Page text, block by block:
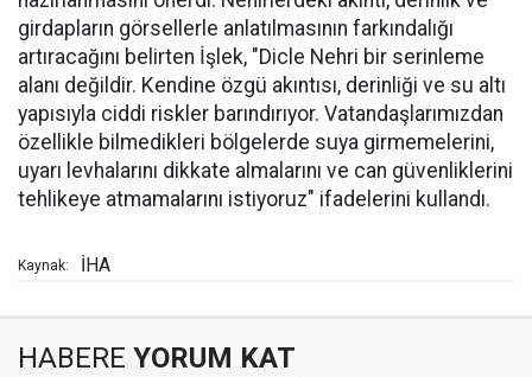
girdapların görsellerle anlatılmasının farkındalığı
artıracağını belirten İşlek, "Dicle Nehri bir serinleme
alanı değildir. Kendine özgü akıntısı, derinliği ve su altı
yapısıyla ciddi riskler barındırıyor. Vatandaşlarımızdan
özellikle bilmedikleri bölgelerde suya girmemelerini,
uyarı levhalarını dikkate almalarını ve can güvenliklerini
tehlikeye atmamalarını istiyoruz" ifadelerini kullandı.
Kaynak: İHA
HABERE YORUM KAT